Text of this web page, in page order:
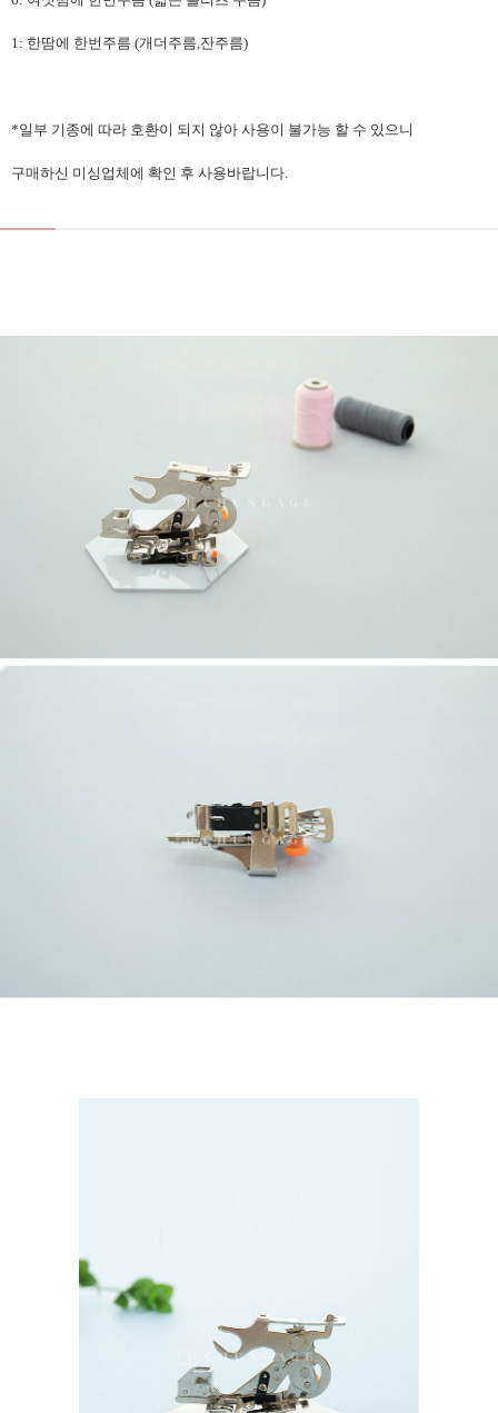
1: 한땀에 한번주름 (개더주름,잔주름)
*일부 기종에 따라 호환이 되지 않아 사용이 불가능 할 수 있으니
구매하신 미싱업체에 확인 후 사용바랍니다.